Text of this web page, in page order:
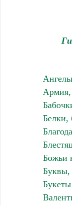
Армия,
Белки,
Божьи
Буквы,
Букеты